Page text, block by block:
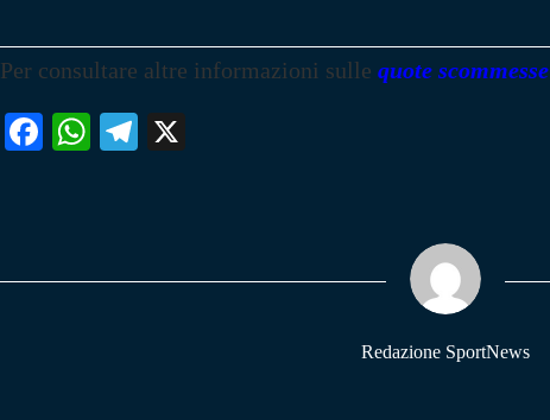
Per consultare altre informazioni sulle quote scommesse
Fa W
pp
Te
m
Redazione SportNews